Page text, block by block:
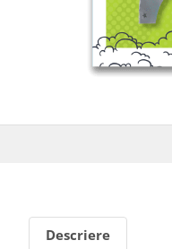
Descriere